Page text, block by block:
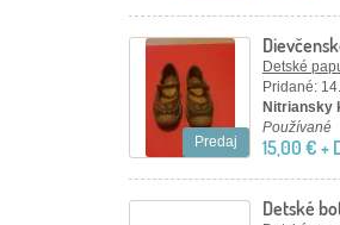
Predaj
KORNECKI
Detské
Pridané:
Nitriansky
Používané
15,00 € +
Detské